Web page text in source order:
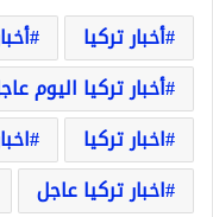
أخبار تركيا
أخبار تركيا اليوم
اخبار تركيا
اخبار تركيا عاجل